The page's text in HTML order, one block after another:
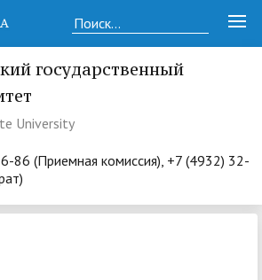
государственный
University
86 (Приемная комиссия), +7 (4932) 32-